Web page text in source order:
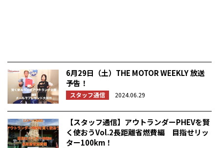
6月29日（土）THE MOTOR WEEKLY 放送
予告！
スタッフ通信 2024.06.29
【スタッフ通信】アウトランダーPHEVを賢
く使おうVol.2長距離省燃費編 目指せリッ
ター100km！